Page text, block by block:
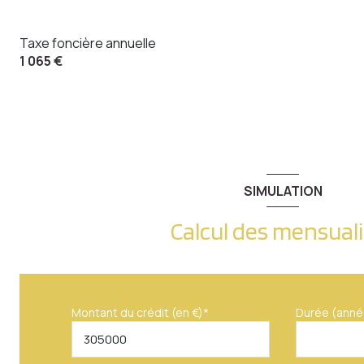
Taxe foncière annuelle
1 065 €
SIMULATION
Calcul des
Montant du crédit (en €)* Durée